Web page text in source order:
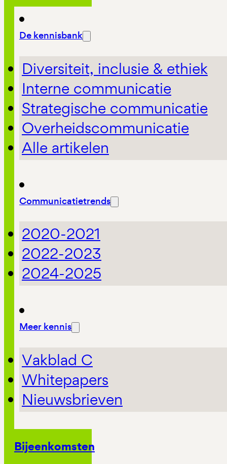
De kennisbank
Diversiteit, inclusie & ethiek
Interne communicatie
Strategische communicatie
Overheidscommunicatie
Alle artikelen
Communicatietrends
2020-2021
2022-2023
2024-2025
Meer kennis
Vakblad C
Whitepapers
Nieuwsbrieven
Bijeenkomsten